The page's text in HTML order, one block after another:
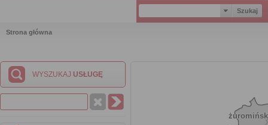
Strona główna
WYSZUKAJ USŁUGĘ